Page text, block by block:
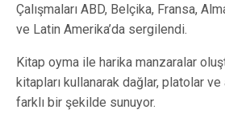
Çalışmaları ABD, Belçika, Fransa,
ve Latin Amerika’da sergilendi.
Kitap oyma ile harika manzaralar
kitapları kullanarak dağlar, platolar ve
farklı bir şekilde sunuyor.